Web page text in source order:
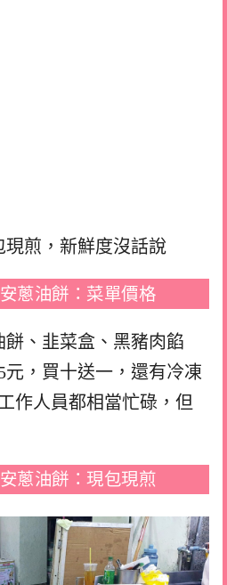
現煎，新鮮度沒話說
蔥油餅：菜單價格
餅、韭菜盒、黑豬肉餡
，買十送一， 還有冷凍
作人員都相當忙碌，但
蔥油餅：現包現煎